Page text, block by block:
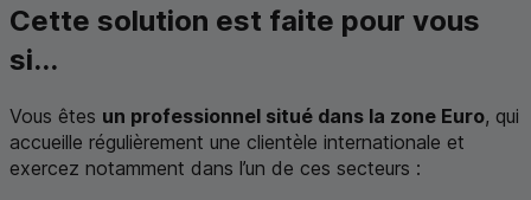
Cette solution est faite pour vous
si...
Vous êtes un professionnel situé dans la zone Euro, qui
accueille régulièrement une clientèle internationale et
exercez notamment dans l’un de ces secteurs :